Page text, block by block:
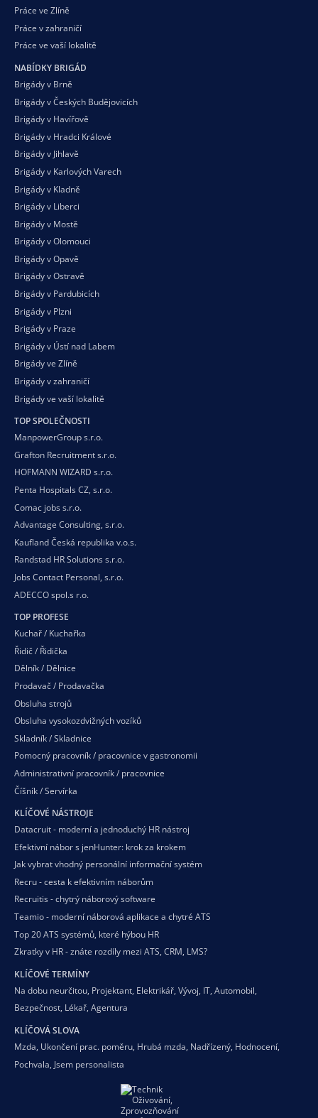
Práce ve Zlíně
Práce v zahraničí
Práce ve vaší lokalitě
NABÍDKY BRIGÁD
Brigády v Brně
Brigády v Českých Budějovicích
Brigády v Havířově
Brigády v Hradci Králové
Brigády v Jihlavě
Brigády v Karlových Varech
Brigády v Kladně
Brigády v Liberci
Brigády v Mostě
Brigády v Olomouci
Brigády v Opavě
Brigády v Ostravě
Brigády v Pardubicích
Brigády v Plzni
Brigády v Praze
Brigády v Ústí nad Labem
Brigády ve Zlíně
Brigády v zahraničí
Brigády ve vaší lokalitě
TOP SPOLEČNOSTI
ManpowerGroup s.r.o.
Grafton Recruitment s.r.o.
HOFMANN WIZARD s.r.o.
Penta Hospitals CZ, s.r.o.
Comac jobs s.r.o.
Advantage Consulting, s.r.o.
Kaufland Česká republika v.o.s.
Randstad HR Solutions s.r.o.
Jobs Contact Personal, s.r.o.
ADECCO spol.s r.o.
TOP PROFESE
Kuchař / Kuchařka
Řidič / Řidička
Dělník / Dělnice
Prodavač / Prodavačka
Obsluha strojů
Obsluha vysokozdvižných vozíků
Skladník / Skladnice
Pomocný pracovník / pracovnice v gastronomii
Administrativní pracovník / pracovnice
Číšník / Servírka
KLÍČOVÉ NÁSTROJE
Datacruit - moderní a jednoduchý HR nástroj
Efektivní nábor s jenHunter: krok za krokem
Jak vybrat vhodný personální informační systém
Recru - cesta k efektivním náborům
Recruitis - chytrý náborový software
Teamio - moderní náborová aplikace a chytré ATS
Top 20 ATS systémů, které hýbou HR
Zkratky v HR - znáte rozdíly mezi ATS, CRM, LMS?
KLÍČOVÉ TERMÍNY
Na dobu neurčitou, Projektant, Elektrikář, Vývoj, IT, Automobil,
Bezpečnost, Lékař, Agentura
KLÍČOVÁ SLOVA
Mzda, Ukončení prac. poměru, Hrubá mzda, Nadřízený, Hodnocení,
Pochvala, Jsem personalista